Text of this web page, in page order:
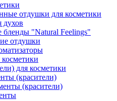
отдушки для косметики
бленды "Natural Feelings"
отдушки
для косметики
(красители)
(красители)